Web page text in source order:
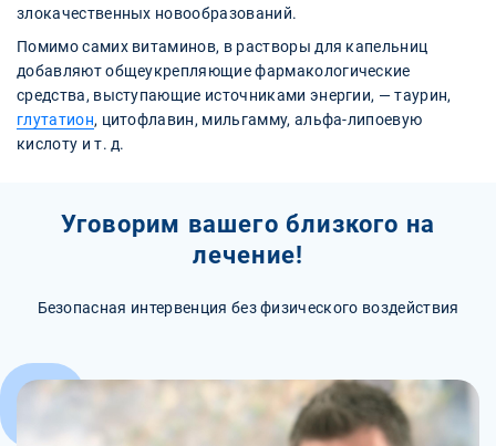
злокачественных новообразований.
Помимо самих витаминов, в растворы для капельниц
добавляют общеукрепляющие фармакологические
средства, выступающие источниками энергии, — таурин,
глутатион, цитофлавин, мильгамму, альфа-липоевую
кислоту и т. д.
Уговорим вашего близкого на
лечение!
Безопасная интервенция без физического воздействия